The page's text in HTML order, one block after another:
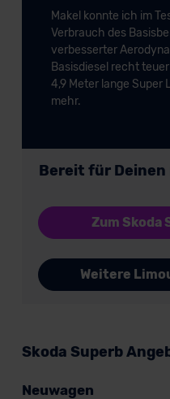
Makel konnte ich im
Verbrauch des
verbesserter
Basisdiesel recht
4,9 Meter lange Super
mehr.
Bereit für Deinen
Zum Skoda
Weitere
Skoda Superb
Neuwagen